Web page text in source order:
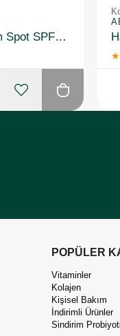
Bioderma Photoderm Spot SPF50+ 150 ml
★
POPÜLER
Vitaminler
Kolajen
Kişisel Bakım
İndirimli Ürünler
Sindirim